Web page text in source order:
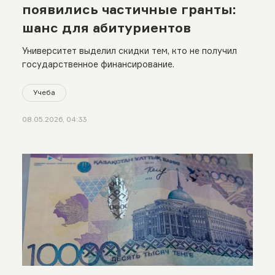
появились частичные гранты:
шанс для абитуриентов
Университет выделил скидки тем, кто не получил
государственное финансирование.
Учеба
08.05.2026, 04:33